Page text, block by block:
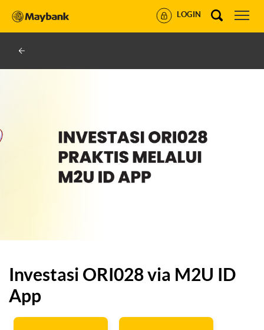
LOGIN
Investasi ORI028 via M2U ID
App